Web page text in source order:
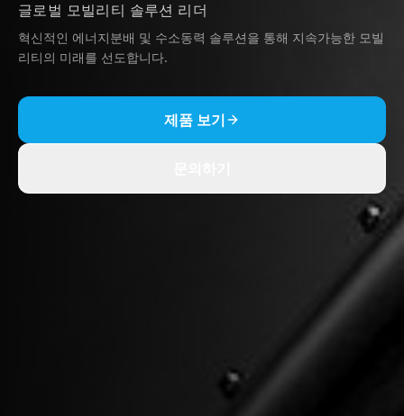
글로벌 모빌리티 솔루션 리더
혁신적인 에너지분배 및 수소동력 솔루션을 통해 지속가능한 모빌
리티의 미래를 선도합니다.
제품 보기